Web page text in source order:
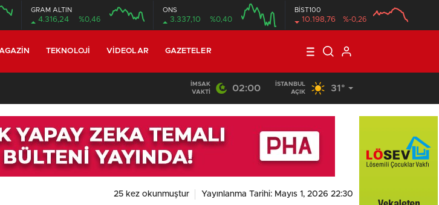
GRAM ALTIN
4.316,24 %0,46
ONS
3.337,10 %0,40
BİST100
10.198,76 %-0,26
TEKNOLOJI VIDEOLAR GAZETELER
İMSAK
VAKTI
02:00
İSTANBUL
AÇIK
31°
25 kez okunmuştur Yayınlanma Tarihi: Mayıs 1, 2026 22:30